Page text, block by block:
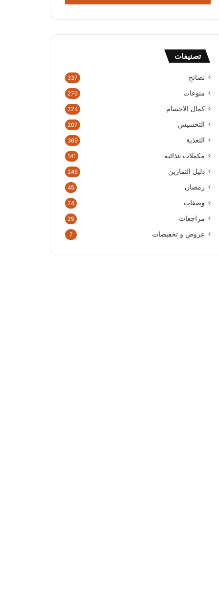
تصنيفات
نصائح 337
منوعات 276
كمال الاجسام 224
التخسيس 207
التغذية 369
مكملات غذائية 141
دليل التمارين 246
رمضان 45
وصفات 24
مراجعات 25
عروض و تخفيضات 7